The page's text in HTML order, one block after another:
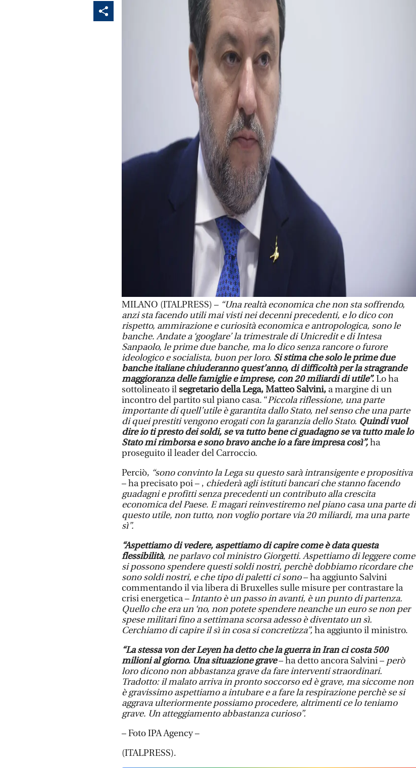
MILANO (ITALPRESS) – “Una realtà economica che non sta soffrendo,
anzi sta facendo utili mai visti nei decenni precedenti, e lo dico con
rispetto, ammirazione e curiosità economica e antropologica, sono le
banche. Andate a ‘googlare’ la trimestrale di Unicredit e di Intesa
Sanpaolo, le prime due banche, ma lo dico senza rancore o furore
ideologico e socialista, buon per loro. Si stima che solo le prime due
banche italiane chiuderanno quest’anno, di difficoltà per la stragrande
maggioranza delle famiglie e imprese, con 20 miliardi di utile”.Lo ha
sottolineato ilsegretario della Lega, Matteo Salvini, a margine di un
incontro del partito sul piano casa. “Piccola riflessione, una parte
importante di quell’utile è garantita dallo Stato, nel senso che una parte
di quei prestiti vengono erogati con la garanzia dello Stato. Quindi vuol
dire io ti presto dei soldi, se va tutto bene ci guadagno se va tutto male lo
Stato mi rimborsa e sono bravo anche io a fare impresa così”,ha
proseguito il leader del Carroccio.
Perciò, “sono convinto la Lega su questo sarà intransigente e propositiva
– ha precisato poi – , chiederà agli istituti bancari che stanno facendo
guadagni e profitti senza precedenti un contributo alla crescita
economica del Paese. E magari reinvestiremo nel piano casa una parte di
questo utile, non tutto, non voglio portare via 20 miliardi, ma una parte
sì”.
“Aspettiamo di vedere, aspettiamo di capire come è data questa
flessibilità, ne parlavo col ministro Giorgetti. Aspettiamo di leggere come
si possono spendere questi soldi nostri, perchè dobbiamo ricordare che
sono soldi nostri, e che tipo di paletti ci sono– ha aggiunto Salvini
commentando il via libera di Bruxelles sulle misure per contrastare la
crisi energetica –Intanto è un passo in avanti, è un punto di partenza.
Quello che era un ‘no, non potete spendere neanche un euro se non per
spese militari fino a settimana scorsa adesso è diventato un sì.
Cerchiamo di capire il sì in cosa si concretizza”, ha aggiunto il ministro.
“La stessa von der Leyen ha detto che la guerra in Iran ci costa 500
milioni al giorno. Una situazione grave– ha detto ancora Salvini – però
loro dicono non abbastanza grave da fare interventi straordinari.
Tradotto: il malato arriva in pronto soccorso ed è grave, ma siccome non
è gravissimo aspettiamo a intubare e a fare la respirazione perchè se si
aggrava ulteriormente possiamo procedere, altrimenti ce lo teniamo
grave. Un atteggiamento abbastanza curioso”.
– Foto IPA Agency –
(ITALPRESS).